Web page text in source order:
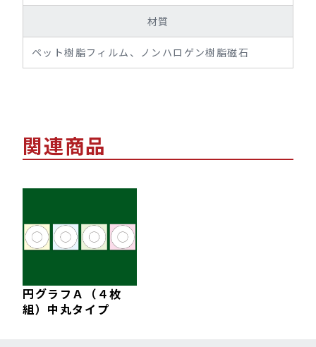
材質
ペット樹脂フィルム、ノンハロゲン樹脂磁石
関連商品
円グラフＡ（４枚
組）中丸タイプ